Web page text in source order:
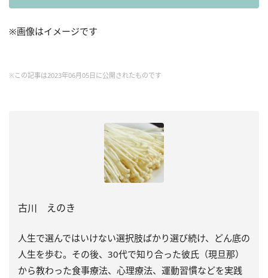
※画像はイメージです
※この記事は2023年06月05日に公開されたものです
古川 えのき
人生で選んではいけない選択肢ばかり選び続け、どん底の
人生を歩む。その後、30代で知り合った彼氏（現旦那）
から教わった食事療法、心理療法、運動習慣などを実践